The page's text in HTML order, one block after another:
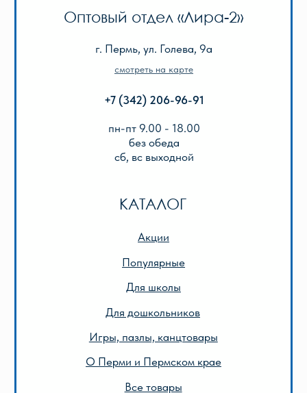
Реквизиты
Подарочный сертификат
Разработка сайта
ИНН 5905042366
ОГРН 1025901223622
Публичная оферта
Описание игр